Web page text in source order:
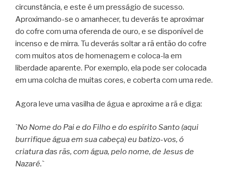
circunstância, e este é um presságio de sucesso.
Aproximando-se o amanhecer, tu deverás te aproximar
do cofre com uma oferenda de ouro, e se disponível de
incenso e de mirra. Tu deverás soltar a rã então do cofre
com muitos atos de homenagem e coloca-la em
liberdade aparente. Por exemplo, ela pode ser colocada
em uma colcha de muitas cores, e coberta com uma rede.
Agora leve uma vasilha de água e aproxime a rã e diga:
`No Nome do Pai e do Filho e do espírito Santo (aqui
burrifique água em sua cabeça) eu batizo-vos, ó
criatura das rãs, com água, pelo nome, de Jesus de
Nazaré.`